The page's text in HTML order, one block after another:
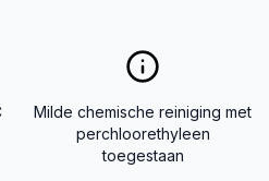
Milde chemische reiniging met
perchloorethyleen
toegestaan